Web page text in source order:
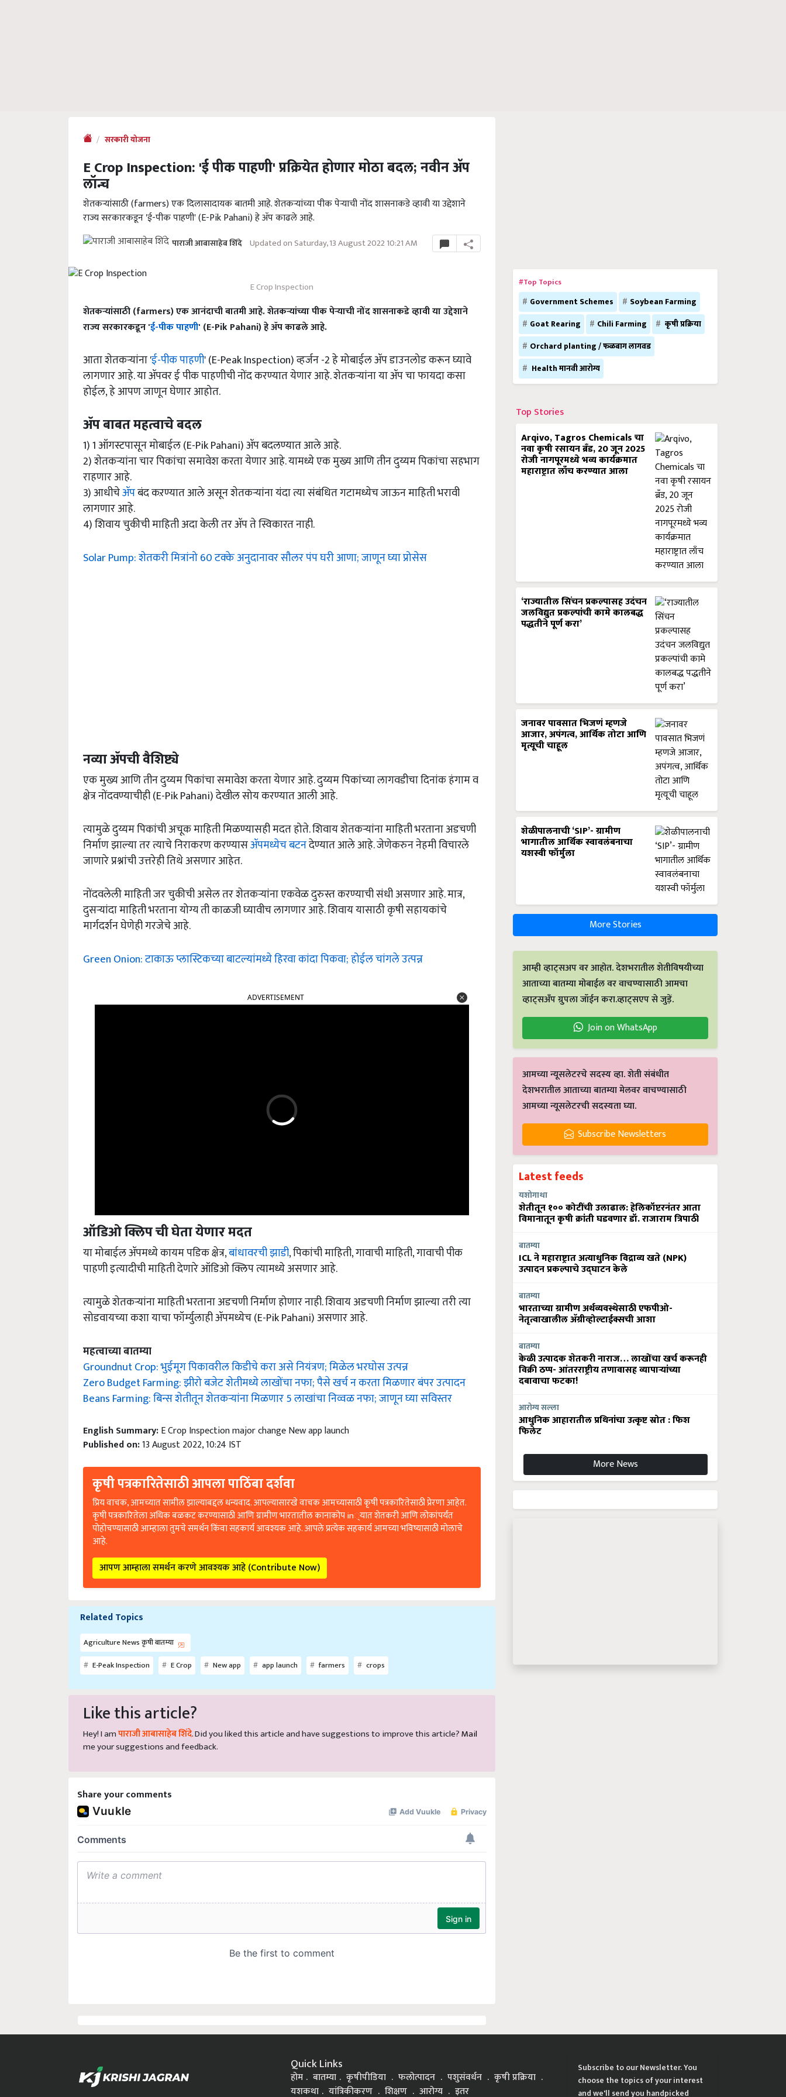
सरकारी योजना
E Crop Inspection: 'ई पीक पाहणी' प्रक्रियेत होणार मोठा बदल; नवीन ॲप
लॉन्च
शेतकऱ्यांसाठी (farmers) एक दिलासादायक बातमी आहे. शेतकऱ्यांच्या पीक पेऱ्याची नोंद शासनाकडे व्हावी या उद्देशाने
राज्य सरकारकडून 'ई-पीक पाहणी' (E-Pik Pahani) हे ॲप काढले आहे.
पाराजी आबासाहेब शिंदे Updated on Saturday, 13 August 2022 10:21 AM
E Crop Inspection
शेतकऱ्यांसाठी (farmers) एक आनंदाची बातमी आहे. शेतकऱ्यांच्या पीक पेऱ्याची नोंद शासनाकडे व्हावी या उद्देशाने
राज्य सरकारकडून 'ई-पीक पाहणी' (E-Pik Pahani) हे ॲप काढले आहे.
आता शेतकऱ्यांना 'ई-पीक पाहणी' (E-Peak Inspection) व्हर्जन -2 हे मोबाईल ॲप डाउनलोड करून घ्यावे
लागणार आहे. या ॲपवर ई पीक पाहणीची नोंद करण्यात येणार आहे. शेतकऱ्यांना या ॲप चा फायदा कसा
होईल, हे आपण जाणून घेणार आहोत.
ॲप बाबत महत्वाचे बदल
1) 1 ऑगस्टपासून मोबाईल (E-Pik Pahani) ॲप बदलण्यात आले आहे.
2) शेतकऱ्यांना चार पिकांचा समावेश करता येणार आहे. यामध्ये एक मुख्य आणि तीन दुय्यम पिकांचा सहभाग
राहणार आहे.
3) आधीचेॲपबंद कऱण्यात आले असून शेतकऱ्यांना यंदा त्या संबंधित गटामध्येच जाऊन माहिती भरावी
लागणार आहे.
4) शिवाय चुकीची माहिती अदा केली तर ॲप ते स्विकारत नाही.
Solar Pump: शेतकरी मित्रांनो 60 टक्के अनुदानावर सौलर पंप घरी आणा; जाणून घ्या प्रोसेस
नव्या ॲपची वैशिष्ट्ये
एक मुख्य आणि तीन दुय्यम पिकांचा समावेश करता येणार आहे. दुय्यम पिकांच्या लागवडीचा दिनांक हंगाम व
क्षेत्र नोंदवण्याचीही (E-Pik Pahani) देखील सोय करण्यात आली आहे.
त्यामुळे दुय्यम पिकांची अचूक माहिती मिळण्यासही मदत होते. शिवाय शेतकऱ्यांना माहिती भरताना अडचणी
निर्माण झाल्या तर त्याचे निराकरण करण्यासॲपमध्येच बटनदेण्यात आले आहे. जेणेकरुन नेहमी विचारले
जाणारे प्रश्नांची उत्तरेही तिथे असणार आहेत.
नोंदवलेली माहिती जर चुकीची असेल तर शेतकऱ्यांना एकवेळ दुरुस्त करण्याची संधी असणार आहे. मात्र,
दुसऱ्यांदा माहिती भरताना योग्य ती काळजी घ्यावीच लागणार आहे. शिवाय यासाठी कृषी सहायकांचे
मार्गदर्शन घेणेही गरजेचे आहे.
Green Onion: टाकाऊ प्लास्टिकच्या बाटल्यांमध्ये हिरवा कांदा पिकवा; होईल चांगले उत्पन्न
ऑडिओ क्लिप ची घेता येणार मदत
या मोबाईल ॲपमध्ये कायम पडिक क्षेत्र, बांधावरची झाडी , पिकांची माहिती, गावाची माहिती, गावाची पीक
पाहणी इत्यादीची माहिती देणारे ऑडिओ क्लिप त्यामध्ये असणार आहे.
त्यामुळे शेतकऱ्यांना माहिती भरताना अडचणी निर्माण होणार नाही. शिवाय अडचणी निर्माण झाल्या तरी त्या
सोडवायच्या कशा याचा फॉर्म्युलाही ॲपमध्येच (E-Pik Pahani) असणार आहे.
महत्वाच्या बातम्या
Groundnut Crop: भुईमूग पिकावरील किडीचे करा असे नियंत्रण; मिळेल भरघोस उत्पन्न
Zero Budget Farming: झीरो बजेट शेतीमध्ये लाखोंचा नफा; पैसे खर्च न करता मिळणार बंपर उत्पादन
Beans Farming: बिन्स शेतीतून शेतकऱ्यांना मिळणार 5 लाखांचा निव्वळ नफा; जाणून घ्या सविस्तर
English Summary: E Crop Inspection major change New app launch
Published on:13 August 2022, 10:24 IST
कृषी पत्रकारितेसाठी आपला पाठिंबा दर्शवा
प्रिय वाचक, आमच्यात सामील झाल्याबद्दल धन्यवाद. आपल्यासारखे वाचक आमच्यासाठी कृषी पत्रकारितेसाठी प्रेरणा आहेत.
कृषी पत्रकारितेला अधिक बळकट करण्यासाठी आणि ग्रामीण भारतातील कानाकोप in्यात शेतकरी आणि लोकांपर्यंत
पोहोचण्यासाठी आम्हाला तुमचे समर्थन किंवा सहकार्य आवश्यक आहे. आपले प्रत्येक सहकार्य आमच्या भविष्यासाठी मोलाचे
आहे.
आपण आम्हाला समर्थन करणे आवश्यक आहे (Contribute Now)
Related Topics
Agriculture News कृषी बातम्या
E-Peak Inspection
E Crop New app app launch farmers crops
Like this article?
Hey! I am पाराजी आबासाहेब शिंदे . Did you liked this article and have suggestions to improve this article? Mail
me your suggestions and feedback.
Share your comments
#Top Topics
Government Schemes
Soybean Farming
Goat Rearing
Chili Farming
कृषी प्रक्रिया
Orchard planting / फळबाग लागवड
Health मानवी आरोग्य
Top Stories
Arqivo, Tagros Chemicals चा
नवा कृषी रसायन ब्रँड, 20 जून 2025
रोजी नागपूरमध्ये भव्य कार्यक्रमात
महाराष्ट्रात लाँच करण्यात आला
‘राज्यातील सिंचन प्रकल्पासह उदंचन
जलविद्युत प्रकल्पांची कामे कालबद्ध
पद्धतीने पूर्ण करा’
जनावर पावसात भिजणं म्हणजे
आजार, अपंगत्व, आर्थिक तोटा आणि
मृत्यूची चाहूल
शेळीपालनाची ‘SIP’- ग्रामीण
भागातील आर्थिक स्वावलंबनाचा
यशस्वी फॉर्मुला
More Stories
आम्ही व्हाट्सअप वर आहोत. देशभरातील शेतीविषयीच्या
आताच्या बातम्या मोबाईल वर वाचण्यासाठी आमचा
व्हाट्सअँप ग्रुपला जॉईन करा.व्हाट्सएप से जुड़ें.
Join on WhatsApp
आमच्या न्यूसलेटरचे सदस्य व्हा. शेती संबंधीत
देशभरातील आताच्या बातम्या मेलवर वाचण्यासाठी
आमच्या न्यूसलेटरची सदस्यता घ्या.
Subscribe Newsletters
Latest feeds
यशोगाथा
शेतीतून १०० कोटींची उलाढाल: हेलिकॉप्टरनंतर आता
विमानातून कृषी क्रांती घडवणार डॉ. राजाराम त्रिपाठी
बातम्या
ICL ने महाराष्ट्रात अत्याधुनिक विद्राव्य खते (NPK)
उत्पादन प्रकल्पाचे उद्घाटन केले
बातम्या
भारताच्या ग्रामीण अर्थव्यवस्थेसाठी एफपीओ-
नेतृत्वाखालील अ‍ॅग्रीव्होल्टाईक्सची आशा
बातम्या
केळी उत्पादक शेतकरी नाराज… लाखोंचा खर्च करूनही
विक्री ठप्प- आंतरराष्ट्रीय तणावासह व्यापाऱ्यांच्या
दबावाचा फटका!
आरोग्य सल्ला
आधुनिक आहारातील प्रथिनांचा उत्कृष्ट स्रोत : फिश
फिलेट
More News
Quick Links
होम बातम्या कृषीपीडिया फलोत्पादन पशुसंवर्धन
कृषी प्रक्रिया
यशकथा
यांत्रिकीकरण शिक्षण आरोग्य इतर
Subscribe to our Newsletter. You
choose the topics of your interest
and we'll send you handpicked